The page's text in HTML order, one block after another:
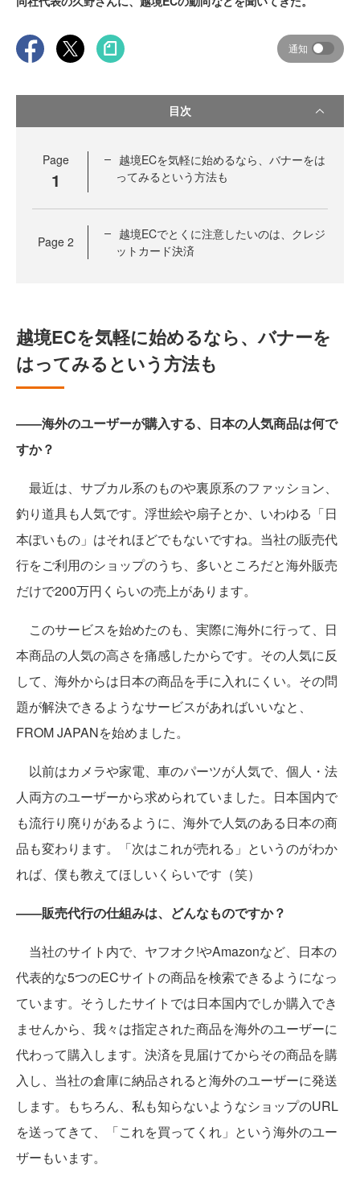
通知
目次
Page
1
越境ECを気軽に始めるなら、バナーをは
ってみるという方法も
Page 2
越境ECでとくに注意したいのは、クレジ
ットカード決済
越境ECを気軽に始めるなら、バナーを
はってみるという方法も
――海外のユーザーが購入する、日本の人気商品は何で
すか？
最近は、サブカル系のものや裏原系のファッション、
釣り道具も人気です。浮世絵や扇子とか、いわゆる「日
本ぽいもの」はそれほどでもないですね。当社の販売代
行をご利用のショップのうち、多いところだと海外販売
だけで200万円くらいの売上があります。
このサービスを始めたのも、実際に海外に行って、日
本商品の人気の高さを痛感したからです。その人気に反
して、海外からは日本の商品を手に入れにくい。その問
題が解決できるようなサービスがあればいいなと、
FROM JAPANを始めました。
以前はカメラや家電、車のパーツが人気で、個人・法
人両方のユーザーから求められていました。日本国内で
も流行り廃りがあるように、海外で人気のある日本の商
品も変わります。「次はこれが売れる」というのがわか
れば、僕も教えてほしいくらいです（笑）
――販売代行の仕組みは、どんなものですか？
当社のサイト内で、ヤフオク!やAmazonなど、日本の
代表的な5つのECサイトの商品を検索できるようになっ
ています。そうしたサイトでは日本国内でしか購入でき
ませんから、我々は指定された商品を海外のユーザーに
代わって購入します。決済を見届けてからその商品を購
入し、当社の倉庫に納品されると海外のユーザーに発送
します。もちろん、私も知らないようなショップのURL
を送ってきて、「これを買ってくれ」という海外のユー
ザーもいます。